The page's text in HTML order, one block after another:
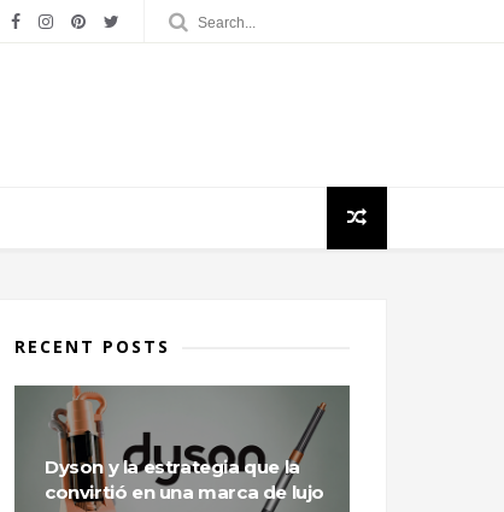
RECENT POSTS
Dyson y la estrategia que la
convirtió en una marca de lujo